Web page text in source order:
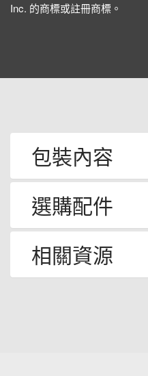
Inc. 的商標或註冊商標。
包裝內容
選購配件
相關資源